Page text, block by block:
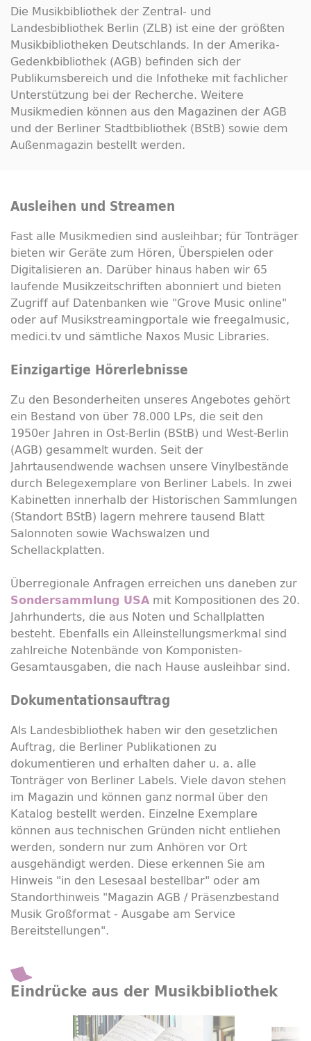
Die Musikbibliothek der Zentral- und
Landesbibliothek Berlin (ZLB) ist eine der größten
Musikbibliotheken Deutschlands. In der Amerika-
Gedenkbibliothek (AGB) befinden sich der
Publikumsbereich und die Infotheke mit fachlicher
Unterstützung bei der Recherche. Weitere
Musikmedien können aus den Magazinen der AGB
und der Berliner Stadtbibliothek (BStB) sowie dem
Außenmagazin bestellt werden.
Ausleihen und Streamen
Fast alle Musikmedien sind ausleihbar; für Tonträger
bieten wir Geräte zum Hören, Überspielen oder
Digitalisieren an. Darüber hinaus haben wir 65
laufende Musikzeitschriften abonniert und bieten
Zugriff auf Datenbanken wie "Grove Music online"
oder auf Musikstreamingportale wie freegalmusic,
medici.tv und sämtliche Naxos Music Libraries.
Einzigartige Hörerlebnisse
Zu den Besonderheiten unseres Angebotes gehört
ein Bestand von über 78.000 LPs, die seit den
1950er Jahren in Ost-Berlin (BStB) und West-Berlin
(AGB) gesammelt wurden. Seit der
Jahrtausendwende wachsen unsere Vinylbestände
durch Belegexemplare von Berliner Labels. In zwei
Kabinetten innerhalb der Historischen Sammlungen
(Standort BStB) lagern mehrere tausend Blatt
Salonnoten sowie Wachswalzen und
Schellackplatten.
Überregionale Anfragen erreichen uns daneben zur
Sondersammlung USA mit Kompositionen des 20.
Jahrhunderts, die aus Noten und Schallplatten
besteht. Ebenfalls ein Alleinstellungsmerkmal sind
zahlreiche Notenbände von Komponisten-
Gesamtausgaben, die nach Hause ausleihbar sind.
Dokumentationsauftrag
Als Landesbibliothek haben wir den gesetzlichen
Auftrag, die Berliner Publikationen zu
dokumentieren und erhalten daher u. a. alle
Tonträger von Berliner Labels. Viele davon stehen
im Magazin und können ganz normal über den
Katalog bestellt werden. Einzelne Exemplare
können aus technischen Gründen nicht entliehen
werden, sondern nur zum Anhören vor Ort
ausgehändigt werden. Diese erkennen Sie am
Hinweis "in den Lesesaal bestellbar" oder am
Standorthinweis "Magazin AGB / Präsenzbestand
Musik Großformat - Ausgabe am Service
Bereitstellungen".
Eindrücke aus der Musikbibliothek